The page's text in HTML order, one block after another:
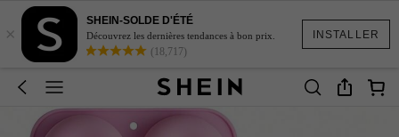
INSTALLER
×
SHEIN-SOLDE D'ÉTÉ
Découvrez les dernières tendances à bon prix.
(18,717)